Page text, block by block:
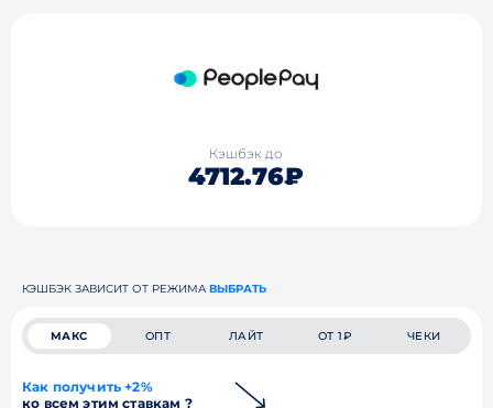
Кэшбэк до
4712.76₽
КЭШБЭК ЗАВИСИТ ОТ РЕЖИМА ВЫБРАТЬ
МАКС ОПТ ЛАЙТ ОТ 1₽ ЧЕКИ
Как получить +2%
ко всем этим ставкам ?